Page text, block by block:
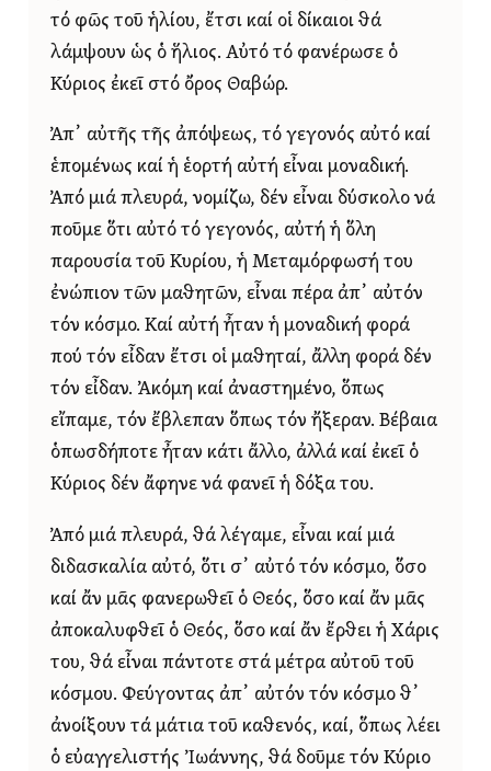
τό φῶς τοῦ ἡλίου, ἔτσι καί οἱ δίκαιοι θά
λάμψουν ὡς ὁ ἥλιος. Αὐτό τό φανέρωσε ὁ
Κύριος ἐκεῖ στό ὄρος Θαβώρ.
Ἀπ᾿ αὐτῆς τῆς ἀπόψεως, τό γεγονός αὐτό καί
ἑπομένως καί ἡ ἑορτή αὐτή εἶναι μοναδική.
Ἀπό μιά πλευρά, νομίζω, δέν εἶναι δύσκολο νά
ποῦμε ὅτι αὐτό τό γεγονός, αὐτή ἡ ὅλη
παρουσία τοῦ Κυρίου, ἡ Μεταμόρφωσή του
ἐνώπιον τῶν μαθητῶν, εἶναι πέρα ἀπ᾿ αὐτόν
τόν κόσμο. Καί αὐτή ἦταν ἡ μοναδική φορά
πού τόν εἶδαν ἔτσι οἱ μαθηταί, ἄλλη φορά δέν
τόν εἶδαν. Ἀκόμη καί ἀναστημένο, ὅπως
εἴπαμε, τόν ἔβλεπαν ὅπως τόν ἤξεραν. Βέβαια
ὁπωσδήποτε ἦταν κάτι ἄλλο, ἀλλά καί ἐκεῖ ὁ
Κύριος δέν ἄφηνε νά φανεῖ ἡ δόξα του.
Ἀπό μιά πλευρά, θά λέγαμε, εἶναι καί μιά
διδασκαλία αὐτό, ὅτι σ᾿ αὐτό τόν κόσμο, ὅσο
καί ἄν μᾶς φανερωθεῖ ὁ Θεός, ὅσο καί ἄν μᾶς
ἀποκαλυφθεῖ ὁ Θεός, ὅσο καί ἄν ἔρθει ἡ Χάρις
του, θά εἶναι πάντοτε στά μέτρα αὐτοῦ τοῦ
κόσμου. Φεύγοντας ἀπ᾿ αὐτόν τόν κόσμο θ᾿
ἀνοίξουν τά μάτια τοῦ καθενός, καί, ὅπως λέει
ὁ εὐαγγελιστής Ἰωάννης, θά δοῦμε τόν Κύριο